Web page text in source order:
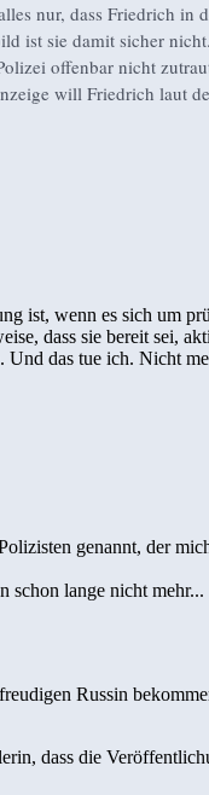
nur, dass Friedrich in
ist sie damit sicher
offenbar nicht
will Friedrich laut